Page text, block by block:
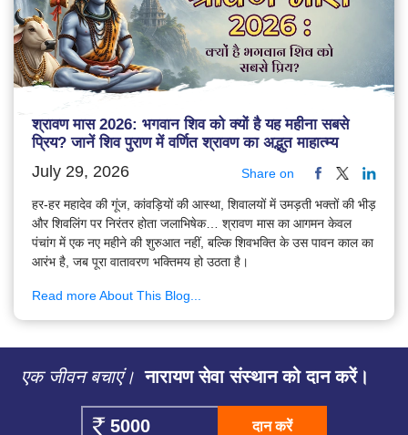
श्रावण मास 2026: भगवान शिव को क्यों है यह महीना सबसे
प्रिय? जानें शिव पुराण में वर्णित श्रावण का अद्भुत माहात्म्य
July 29, 2026 Share on
हर-हर महादेव की गूंज, कांवड़ियों की आस्था, शिवालयों में उमड़ती भक्तों की भीड़
और शिवलिंग पर निरंतर होता जलाभिषेक… श्रावण मास का आगमन केवल
पंचांग में एक नए महीने की शुरुआत नहीं, बल्कि शिवभक्ति के उस पावन काल का
आरंभ है, जब पूरा वातावरण भक्तिमय हो उठता है।
Read more About This Blog...
एक जीवन बचाएं। नारायण सेवा संस्थान को दान करें।
दान करें